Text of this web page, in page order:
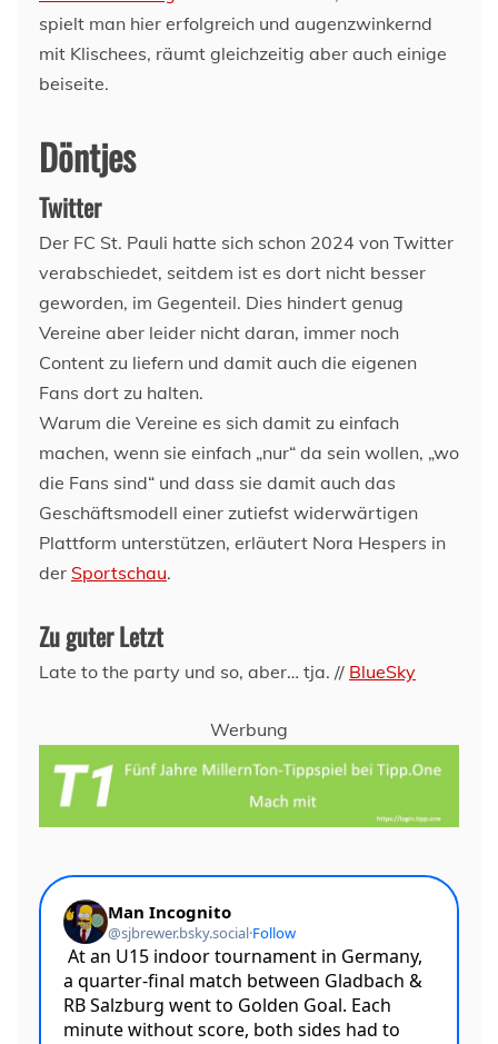
spielt man hier erfolgreich und augenzwinkernd
mit Klischees, räumt gleichzeitig aber auch einige
beiseite.
Döntjes
Twitter
Der FC St. Pauli hatte sich schon 2024 von Twitter
verabschiedet, seitdem ist es dort nicht besser
geworden, im Gegenteil. Dies hindert genug
Vereine aber leider nicht daran, immer noch
Content zu liefern und damit auch die eigenen
Fans dort zu halten.
Warum die Vereine es sich damit zu einfach
machen, wenn sie einfach „nur“ da sein wollen, „wo
die Fans sind“ und dass sie damit auch das
Geschäftsmodell einer zutiefst widerwärtigen
Plattform unterstützen, erläutert Nora Hespers in
der Sportschau.
Zu guter Letzt
Late to the party und so, aber… tja. // BlueSky
Werbung